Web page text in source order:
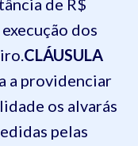
de R$
dos
CLÁUSULA
a providenciar
os alvarás
pelas